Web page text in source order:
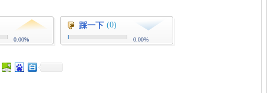
0.00%
踩一下 (0)
0.00%